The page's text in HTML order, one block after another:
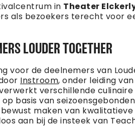
in Theater
als bezoekers terecht voor
LOUDER TOGETHER
voor de deelnemers van
Instroom, onder leiding van
verschillende
basis van
maken van kwalitatieve
aan bij de insteek van